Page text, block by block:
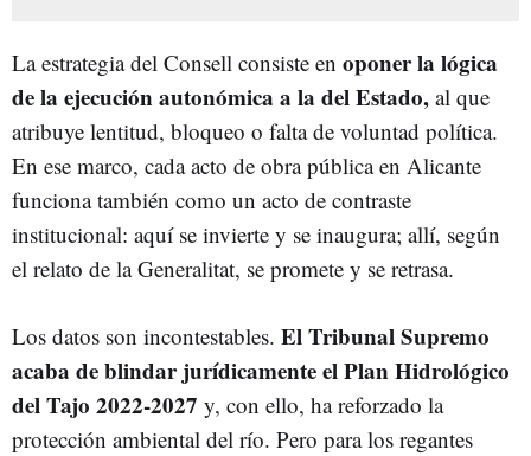
La estrategia del Consell consiste en oponer la lógica
de la ejecución autonómica a la del Estado, al que
atribuye lentitud, bloqueo o falta de voluntad política.
En ese marco, cada acto de obra pública en Alicante
funciona también como un acto de contraste
institucional: aquí se invierte y se inaugura; allí, según
el relato de la Generalitat, se promete y se retrasa.
Los datos son incontestables. El Tribunal Supremo
acaba de blindar jurídicamente el Plan Hidrológico
del Tajo 2022-2027 y, con ello, ha reforzado la
protección ambiental del río. Pero para los regantes